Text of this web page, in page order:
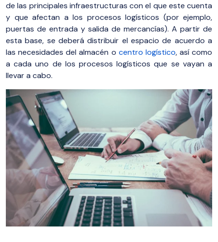
de las principales infraestructuras con el que este cuenta
y que afectan a los procesos logísticos (por ejemplo,
puertas de entrada y salida de mercancías). A partir de
esta base, se deberá distribuir el espacio de acuerdo a
las necesidades del almacén o centro logístico, así como
a cada uno de los procesos logísticos que se vayan a
llevar a cabo.